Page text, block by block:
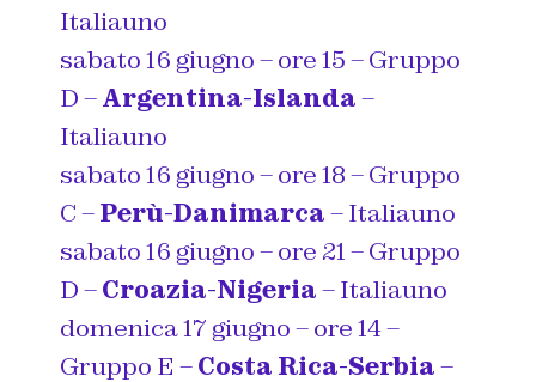
Italiauno
sabato 16 giugno – ore 15 – Gruppo
D –Argentina-Islanda–
Italiauno
sabato 16 giugno – ore 18 – Gruppo
C –Perù-Danimarca– Italiauno
sabato 16 giugno – ore 21 – Gruppo
D –Croazia-Nigeria– Italiauno
domenica 17 giugno – ore 14 –
Gruppo E –Costa Rica-Serbia–